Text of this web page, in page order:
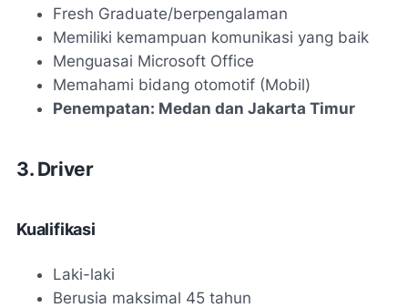
Fresh Graduate/berpengalaman
Memiliki kemampuan komunikasi yang baik
Menguasai Microsoft Office
Memahami bidang otomotif (Mobil)
Penempatan: Medan dan Jakarta Timur
3. Driver
Kualifikasi
Laki-laki
Berusia maksimal 45 tahun